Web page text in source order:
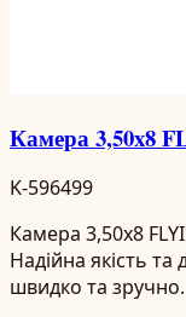
Камера 3,50x8
K-596499
Камера 3,50x8
Надійна якість та
швидко та зручно.